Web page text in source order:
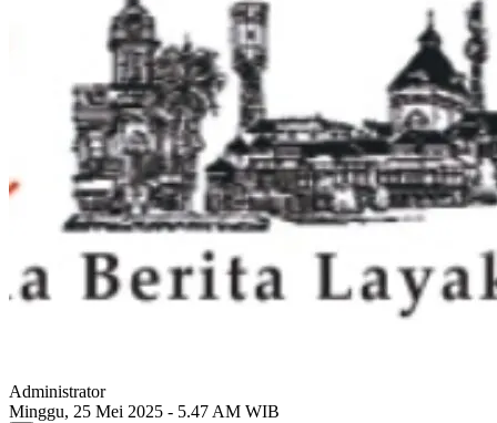
Administrator
Minggu, 25 Mei 2025 - 5.47 AM WIB